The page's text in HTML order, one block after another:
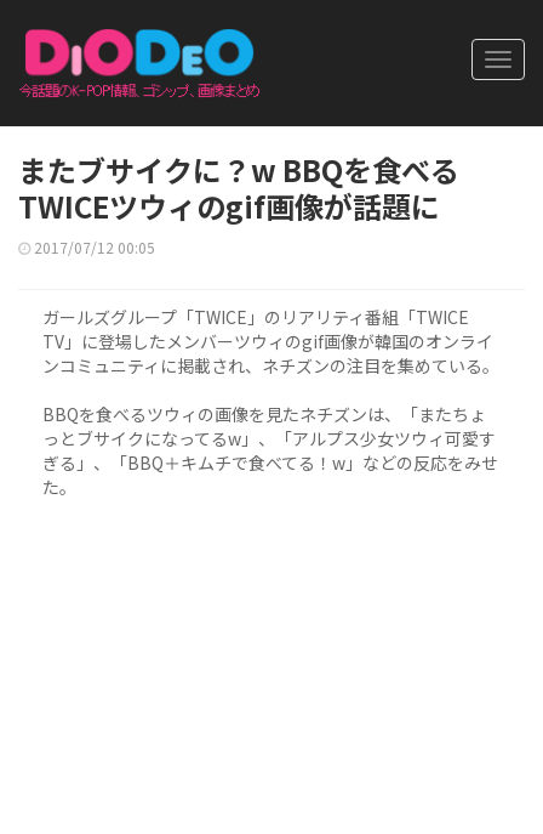
またブサイクに？w BBQを食べる
TWICEツウィのgif画像が話題に
2017/07/12 00:05
ガールズグループ「TWICE」のリアリティ番組「TWICE
TV」に登場したメンバーツウィのgif画像が韓国のオンライ
ンコミュニティに掲載され、ネチズンの注目を集めている。
BBQを食べるツウィの画像を見たネチズンは、「またちょ
っとブサイクになってるw」、「アルプス少女ツウィ可愛す
ぎる」、「BBQ＋キムチで食べてる！w」などの反応をみせ
た。